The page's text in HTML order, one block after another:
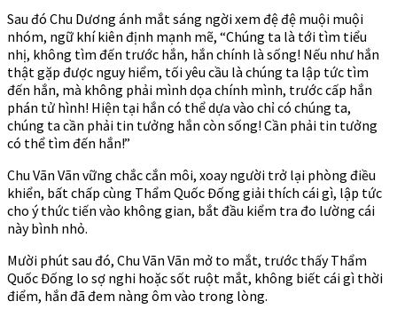
Sau đó Chu Dương ánh mắt sáng ngời xem đệ đệ muội muội
nhóm, ngữ khí kiên định mạnh mẽ, “Chúng ta là tới tìm tiểu
nhị, không tìm đến trước hắn, hắn chính là sống! Nếu như hắn
thật gặp được nguy hiểm, tối yêu cầu là chúng ta lập tức tìm
đến hắn, mà không phải mình dọa chính mình, trước cấp hắn
phán tử hình! Hiện tại hắn có thể dựa vào chỉ có chúng ta,
chúng ta cần phải tin tưởng hắn còn sống! Cần phải tin tưởng
có thể tìm đến hắn!”
Chu Vãn Vãn vững chắc cắn môi, xoay người trở lại phòng điều
khiển, bất chấp cùng Thẩm Quốc Đống giải thích cái gì, lập tức
cho ý thức tiến vào không gian, bắt đầu kiểm tra đo lường cái
này bình nhỏ.
Mười phút sau đó, Chu Vãn Vãn mở to mắt, trước thấy Thẩm
Quốc Đống lo sợ nghi hoặc sốt ruột mắt, không biết cái gì thời
điểm, hắn đã đem nàng ôm vào trong lòng.